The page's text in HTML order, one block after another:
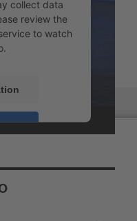
collect data
review the
to watch